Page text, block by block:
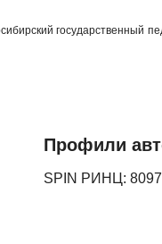
государственный
Профили
SPIN РИНЦ: